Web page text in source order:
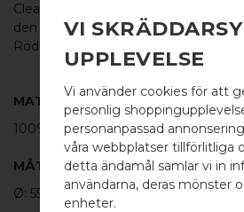
WELCOME
Clean Cut WC-lås i en stilren design
den offentliga miljön samt för
Röd / vit markering visas från in- och
MATERIAL
100%
SVART ALUMINIUM
MÅTT
Ø: 55 TJ: 6MM
VI
UPPLEVELSE
Vi använder cookies för att
personlig
personanpassad
våra webbplatser tillförlitliga
detta ändamål samlar vi in
användarna, deras mönster
enheter.